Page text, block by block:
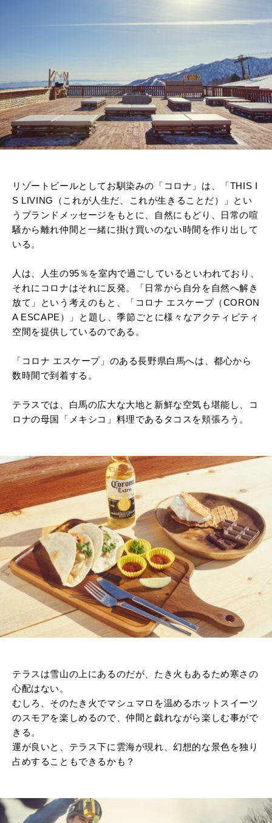
リゾートビールとしてお馴染みの「コロナ」は、「THIS I
S LIVING（これが人生だ、これが生きることだ）」とい
うブランドメッセージをもとに、自然にもどり、日常の喧
騒から離れ仲間と一緒に掛け買いのない時間を作り出して
いる。
人は、人生の95％を室内で過ごしているといわれており、
それにコロナはそれに反発。「日常から自分を自然へ解き
放て」という考えのもと、「コロナ エスケープ（CORON
A ESCAPE）」と題し、季節ごとに様々なアクティビティ
空間を提供しているのである。
「コロナ エスケープ」のある長野県白馬へは、都心から
数時間で到着する。
テラスでは、白馬の広大な大地と新鮮な空気も堪能し、コ
ロナの母国「メキシコ」料理であるタコスを頬張ろう。
テラスは雪山の上にあるのだが、たき火もあるため寒さの
心配はない。
むしろ、そのたき火でマシュマロを温めるホットスイーツ
のスモアを楽しめるので、仲間と戯れながら楽しむ事がで
きる。
運が良いと、テラス下に雲海が現れ、幻想的な景色を独り
占めすることもできるかも？